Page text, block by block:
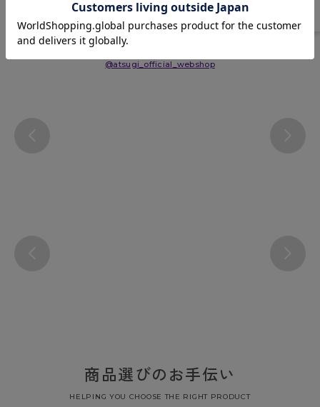
Instagram
@atsugi_official_webshop
商品選びのお手伝い
HELPING YOU CHOOSE THE RIGHT PRODUCT